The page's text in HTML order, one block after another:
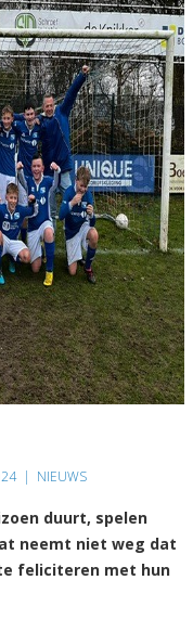
| NIEUWS
duurt, spelen
neemt niet weg dat
feliciteren met hun